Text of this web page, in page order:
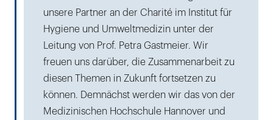
unsere Partner an der Charité im Institut für
Hygiene und Umweltmedizin unter der
Leitung von Prof. Petra Gastmeier. Wir
freuen uns darüber, die Zusammenarbeit zu
diesen Themen in Zukunft fortsetzen zu
können. Demnächst werden wir das von der
Medizinischen Hochschule Hannover und